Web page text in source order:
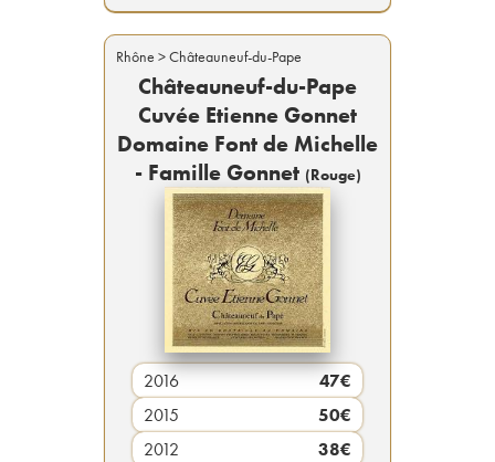
Rhône > Châteauneuf-du-Pape
Châteauneuf-du-Pape
Cuvée Etienne Gonnet
Domaine Font de Michelle
- Famille Gonnet (Rouge)
2016 47€
2015
50€
2012
38€